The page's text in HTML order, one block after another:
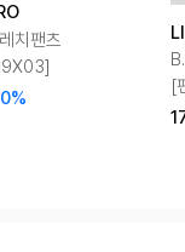
치팬츠
%
[